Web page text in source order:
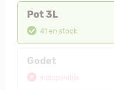
Pot 3L
41 en stock
Godet
Indisponible